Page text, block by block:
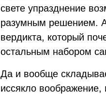
свете упразднение
разумным решением. А
вердикта, который
остальным набором
Да и вообще
иссякло